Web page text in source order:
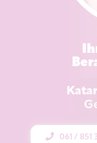
061 / 851